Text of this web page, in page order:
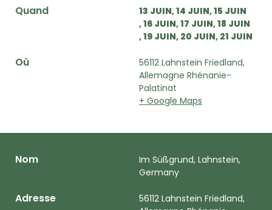
Quand 13 JUIN 14 JUIN 15 JUIN
16 JUIN 17 JUIN 18 JUIN
19 JUIN 20 JUIN 21 JUIN
Où
56112 Lahnstein Friedland,
Allemagne Rhénanie-
Palatinat
+ Google Maps
Nom
Im Süßgrund, Lahnstein,
Germany
Adresse
56112 Lahnstein Friedland,